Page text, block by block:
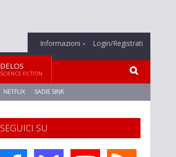
Informazioni Login/Registrati
DELOS
SCIENCE FICTION
NETFLIX SADIE SINK
SEGUICI SU